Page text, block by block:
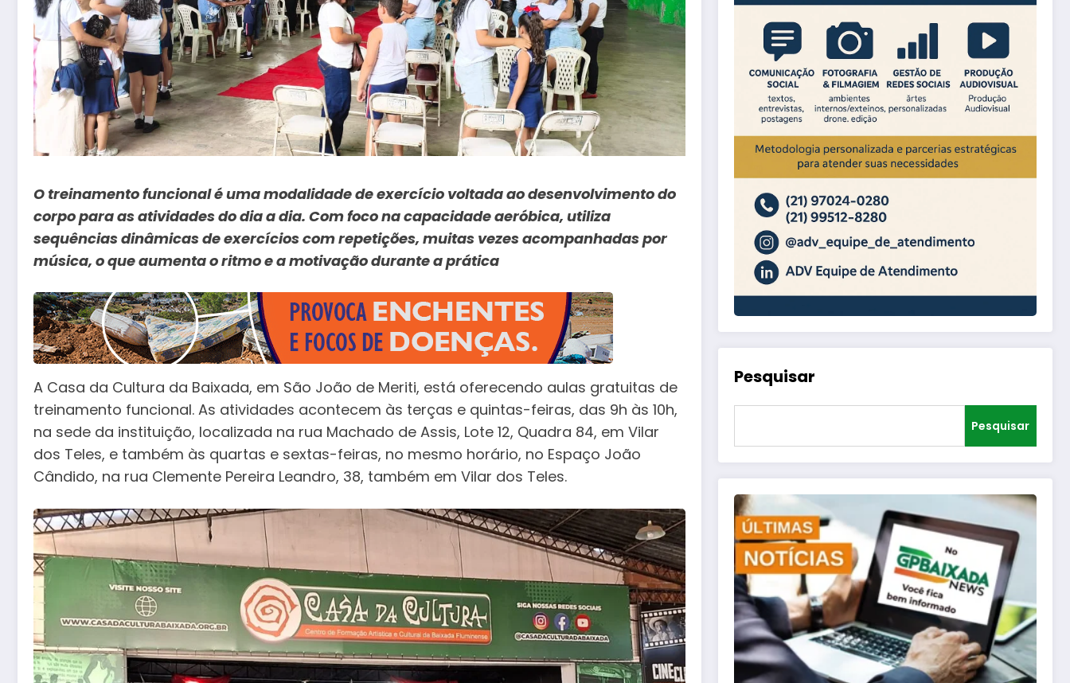
O treinamento funcional é uma modalidade de exercício voltada ao desenvolvimento do
corpo para as atividades do dia a dia. Com foco na capacidade aeróbica, utiliza
sequências dinâmicas de exercícios com repetições, muitas vezes acompanhadas por
música, o que aumenta o ritmo e a motivação durante a prática
A Casa da Cultura da Baixada, em São João de Meriti, está oferecendo aulas gratuitas de
treinamento funcional. As atividades acontecem às terças e quintas-feiras, das 9h às 10h,
na sede da instituição, localizada na rua Machado de Assis, Lote 12, Quadra 84, em Vilar
dos Teles, e também às quartas e sextas-feiras, no mesmo horário, no Espaço João
Cândido, na rua Clemente Pereira Leandro, 38, também em Vilar dos Teles.
Pesquisar
Pesquisar